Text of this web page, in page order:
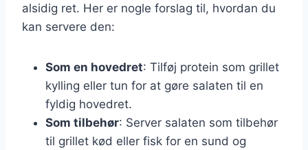
alsidig ret. Her er nogle forslag til, hvordan du
kan servere den:
Som en hovedret: Tilføj protein som grillet
kylling eller tun for at gøre salaten til en
fyldig hovedret.
Som tilbehør: Server salaten som tilbehør
til grillet kød eller fisk for en sund og